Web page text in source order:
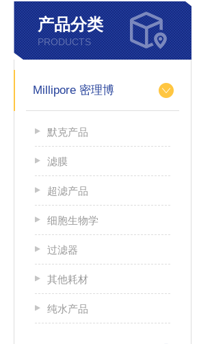
产品分类
PRODUCTS
Millipore 密理博
默克产品
滤膜
超滤产品
细胞生物学
过滤器
其他耗材
纯水产品